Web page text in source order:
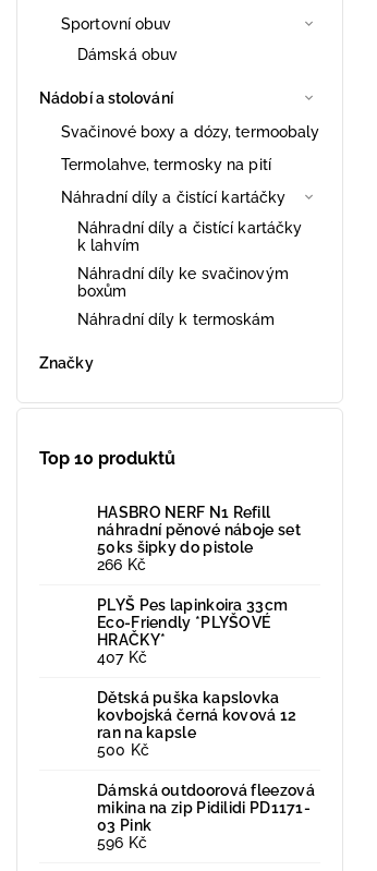
Sportovní obuv
Dámská obuv
Nádobí a stolování
Svačinové boxy a dózy, termoobaly
Termolahve, termosky na pití
Náhradní díly a čistící kartáčky
Náhradní díly a čistící kartáčky
k lahvím
Náhradní díly ke svačinovým
boxům
Náhradní díly k termoskám
Značky
Top 10 produktů
HASBRO NERF N1 Refill
náhradní pěnové náboje set
50ks šipky do pistole
266 Kč
PLYŠ Pes lapinkoira 33cm
Eco-Friendly *PLYŠOVÉ
HRAČKY*
407 Kč
Dětská puška kapslovka
kovbojská černá kovová 12
ran na kapsle
500 Kč
Dámská outdoorová fleezová
mikina na zip Pidilidi PD1171-
03 Pink
596 Kč